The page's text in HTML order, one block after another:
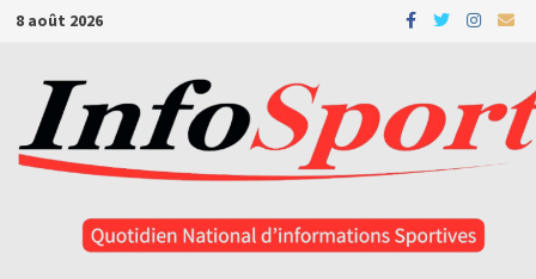
Passer
contenu
8 août 2026